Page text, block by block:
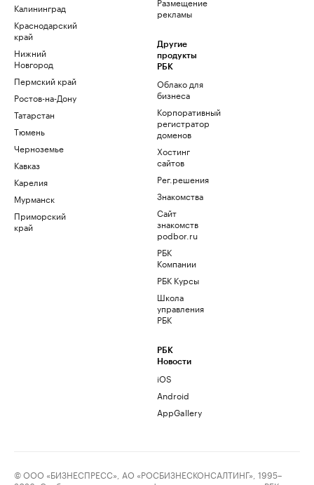
Калининград
Краснодарский
край
Нижний
Новгород
Пермский край
Ростов-на-Дону
Татарстан
Тюмень
Черноземье
Кавказ
Карелия
Мурманск
Приморский
край
рекламы
Другие
продукты
РБК
Облако для
бизнеса
Корпоративный
регистратор
доменов
Хостинг
сайтов
Рег.решения
Знакомства
Сайт
знакомств
podbor.ru
РБК
Компании
РБК Курсы
Школа
управления
РБК
РБК
Новости
iOS
Android
AppGallery
© ООО «БИЗНЕСПРЕСС», АО «РОСБИЗНЕСКОНСАЛТИНГ», 1995–